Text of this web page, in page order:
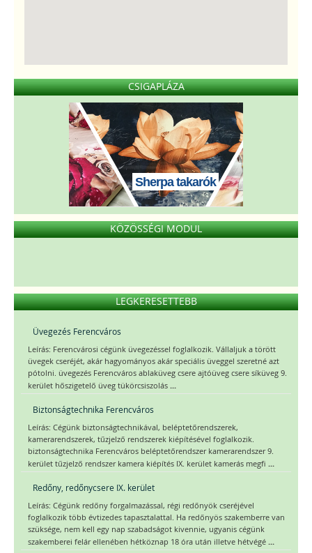
CSIGAPLÁZA
Sherpa takarók
KÖZÖSSÉGI MODUL
LEGKERESETTEBB
Üvegezés Ferencváros
Leírás: Ferencvárosi cégünk üvegezéssel foglalkozik. Vállaljuk a törött
üvegek cseréjét, akár hagyományos akár speciális üveggel szeretné azt
pótolni. üvegezés Ferencváros ablaküveg csere ajtóüveg csere síküveg 9.
kerület hőszigetelő üveg tükörcsiszolás ...
Biztonságtechnika Ferencváros
Leírás: Cégünk biztonságtechnikával, beléptetőrendszerek,
kamerarendszerek, tűzjelző rendszerek kiépítésével foglalkozik.
biztonságtechnika Ferencváros beléptetőrendszer kamerarendszer 9.
kerület tűzjelző rendszer kamera kiépítés IX. kerület kamerás megfi ...
Redőny, redőnycsere IX. kerület
Leírás: Cégünk redőny forgalmazással, régi redőnyök cseréjével
foglalkozik több évtizedes tapasztalattal. Ha redőnyös szakemberre van
szüksége, nem kell egy nap szabadságot kivennie, ugyanis cégünk
szakemberei felár ellenében hétköznap 18 óra után illetve hétvégé ...